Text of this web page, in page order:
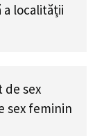
a localității
de sex
sex feminin